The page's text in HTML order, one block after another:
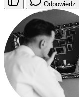
Odpowiedz